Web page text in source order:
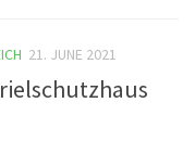
21. JUNE 2021